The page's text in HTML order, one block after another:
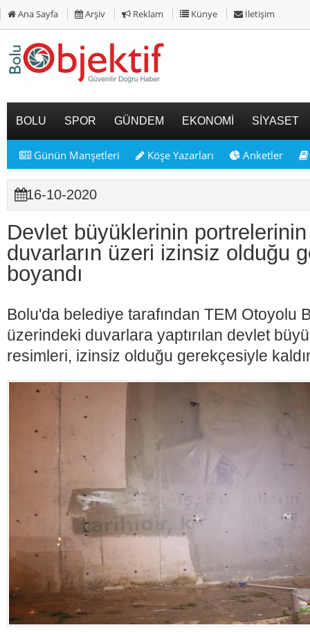
Ana Sayfa Arşiv Reklam Künye İletişim
BOLU SPOR GÜNDEM EKONOMİ SİYASET
Günün Manşetleri Köşe Yazarları Anketler
16-10-2020
Devlet büyüklerinin
duvarların üzeri izinsiz olduğu
boyandı
Bolu'da belediye tarafından TEM Otoyolu
üzerindeki duvarlara yaptırılan devlet
resimleri, izinsiz olduğu gerekçesiyle